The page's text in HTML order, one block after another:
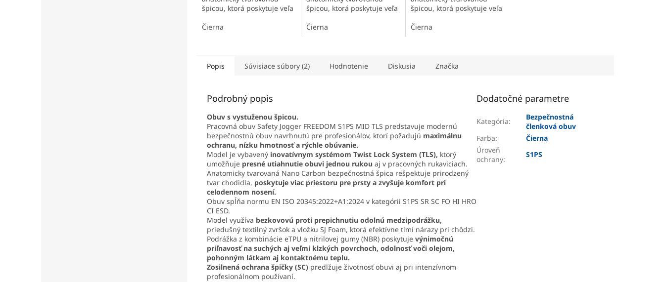
špicou, ktorá poskytuje veľa
prsty.
Čierna
špicou, ktorá poskytuje veľa
prsty.
Čierna
špicou, ktorá poskytuje veľa
prsty.
Čierna
Popis Súvisiace súbory (2) Hodnotenie Diskusia Značka
Podrobný popis
Obuv s vystuženou špicou.
Pracovná obuv Safety Jogger FREEDOM S1PS MID TLS predstavuje modernú
bezpečnostnú obuv navrhnutú pre profesionálov, ktorí požadujú maximálnu
ochranu, nízku hmotnosť a rýchle obúvanie.
Model je vybavený inovatívnym systémom Twist Lock System (TLS), ktorý
umožňuje presné utiahnutie obuvi jednou rukou aj v pracovných rukaviciach.
Anatomicky tvarovaná Nano Carbon bezpečnostná špica rešpektuje prirodzený
tvar chodidla, poskytuje viac priestoru pre prsty a zvyšuje komfort pri
celodennom nosení.
Obuv spĺňa normu EN ISO 20345:2022+A1:2024 v kategórii S1PS SR SC FO HI HRO
CI ESD.
Model využíva bezkovovú proti prepichnutiu odolnú medzipodrážku,
priedušný textilný zvršok a vložku SJ Foam, ktorá efektívne tlmí nárazy pri chôdzi.
Podrážka z kombinácie eTPU a nitrilovej gumy (NBR) poskytuje výnimočnú
priľnavosť na suchých aj veľmi klzkých povrchoch, odolnosť voči olejom,
pohonným látkam aj kontaktnému teplu.
Zosilnená ochrana špičky (SC) predlžuje životnosť obuvi aj pri intenzívnom
profesionálnom používaní.
Dodatočné parametre
Kategória:
Bezpečnostná
členková obuv
Farba:
Čierna
Úroveň
ochrany:
S1PS